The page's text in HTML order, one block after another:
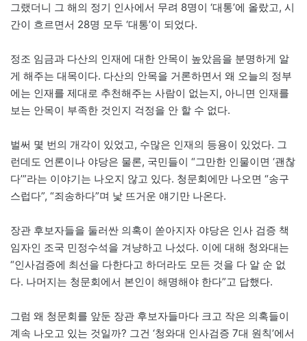
그랬더니 그 해의 정기 인사에서 무려 8명이 ‘대통’에 올랐고, 시
간이 흐르면서 28명 모두 ‘대통’이 되었다.
정조 임금과 다산의 인재에 대한 안목이 높았음을 분명하게 알
게 해주는 대목이다. 다산의 안목을 거론하면서 왜 오늘의 정부
에는 인재를 제대로 추천해주는 사람이 없는지, 아니면 인재를
보는 안목이 부족한 것인지 걱정을 안 할 수 없다.
벌써 몇 번의 개각이 있었고, 수많은 인재의 등용이 있었다. 그
런데도 언론이나 야당은 물론, 국민들이 “그만한 인물이면 ‘괜찮
다’”라는 이야기는 나오지 않고 있다. 청문회에만 나오면 “송구
스럽다”, “죄송하다”며 낯 뜨거운 얘기만 나온다.
장관 후보자들을 둘러싼 의혹이 쏟아지자 야당은 인사 검증 책
임자인 조국 민정수석을 겨냥하고 나섰다. 이에 대해 청와대는
“인사검증에 최선을 다한다고 하더라도 모든 것을 다 알 순 없
다. 나머지는 청문회에서 본인이 해명해야 한다”고 답했다.
그럼 왜 청문회를 앞둔 장관 후보자들마다 크고 작은 의혹들이
계속 나오고 있는 것일까? 그건 ‘청와대 인사검증 7대 원칙’에서